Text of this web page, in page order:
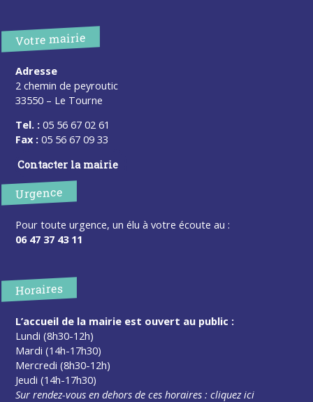
Votre mairie
Adresse
2 chemin de peyroutic
33550 – Le Tourne
Tel. : 05 56 67 02 61
Fax : 05 56 67 09 33
Contacter la mairie
Urgence
Pour toute urgence, un élu à votre écoute au :
06 47 37 43 11
Horaires
L’accueil de la mairie est ouvert au public :
Lundi (8h30-12h)
Mardi (14h-17h30)
Mercredi (8h30-12h)
Jeudi (14h-17h30)
Sur rendez-vous en dehors de ces horaires :cliquez ici